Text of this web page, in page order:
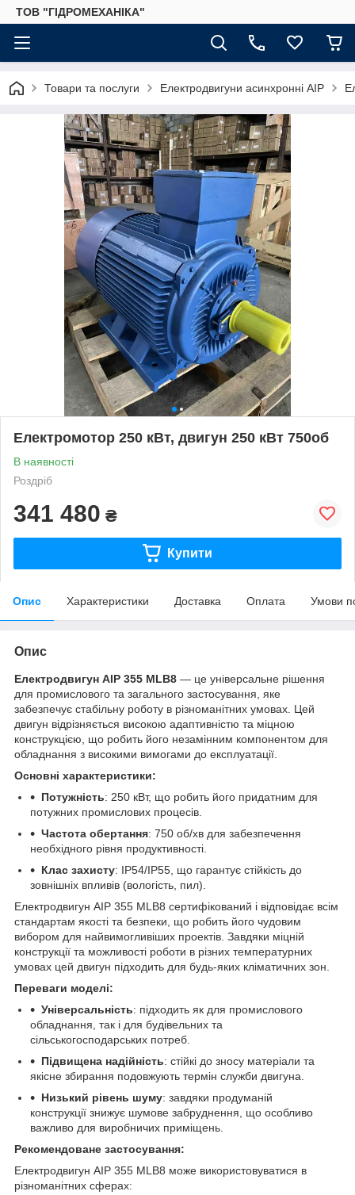
ТОВ "ГІДРОМЕХАНІКА"
Товари та послуги Електродвигуни асинхронні АІР
Електромотор 250 кВт, двигун 250 кВт 750об
В наявності
Роздріб
341 480 ₴
Купити
Опис Характеристики Доставка Оплата Умови
Опис
Електродвигун АІР 355 MLB8 — це універсальне рішення
для промислового та загального застосування, яке
забезпечує стабільну роботу в різноманітних умовах. Цей
двигун відрізняється високою адаптивністю та міцною
конструкцією, що робить його незамінним компонентом для
обладнання з високими вимогами до експлуатації.
Основні характеристики:
Потужність: 250 кВт, що робить його придатним для
потужних промислових процесів.
Частота обертання: 750 об/хв для забезпечення
необхідного рівня продуктивності.
Клас захисту: IP54/IP55, що гарантує стійкість до
зовнішніх впливів (вологість, пил).
Електродвигун АІР 355 MLB8 сертифікований і відповідає всім
стандартам якості та безпеки, що робить його чудовим
вибором для найвимогливіших проектів. Завдяки міцній
конструкції та можливості роботи в різних температурних
умовах цей двигун підходить для будь-яких кліматичних зон.
Переваги моделі:
Універсальність: підходить як для промислового
обладнання, так і для будівельних та
сільськогосподарських потреб.
Підвищена надійність: стійкі до зносу матеріали та
якісне збирання подовжують термін служби двигуна.
Низький рівень шуму: завдяки продуманій
конструкції знижує шумове забруднення, що особливо
важливо для виробничих приміщень.
Рекомендоване застосування:
Електродвигун АІР 355 MLB8 може використовуватися в
різноманітних сферах: